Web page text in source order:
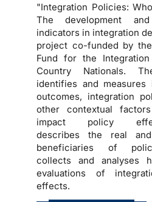
"Integration Policies:
The development
indicators in integration
project co-funded by
Fund for the
Country Nationals.
identifies and measures
outcomes, integration
other contextual
impact policy
describes the real
beneficiaries of
collects and analyses
evaluations of
effects.